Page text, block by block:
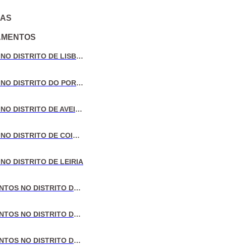
VENDA DE MORADIAS NO DISTRITO DE LISBOA
VENDA DE MORADIAS NO DISTRITO DO PORTO
VENDA DE MORADIAS NO DISTRITO DE AVEIRO
VENDA DE MORADIAS NO DISTRITO DE COIMBRA
DISTRITO DE LEIRIA
VENDA DE APARTAMENTOS NO DISTRITO DE LISBOA
VENDA DE APARTAMENTOS NO DISTRITO DO PORTO
VENDA DE APARTAMENTOS NO DISTRITO DE AVEIRO